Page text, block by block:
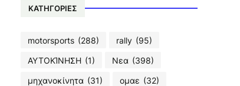
ΚΑΤΗΓΟΡΙΕΣ
motorsports (288) rally (95)
ΑΥΤΟΚΊΝΗΣΗ (1) Νεα (398)
μηχανοκίνητα (31) ομαε (32)